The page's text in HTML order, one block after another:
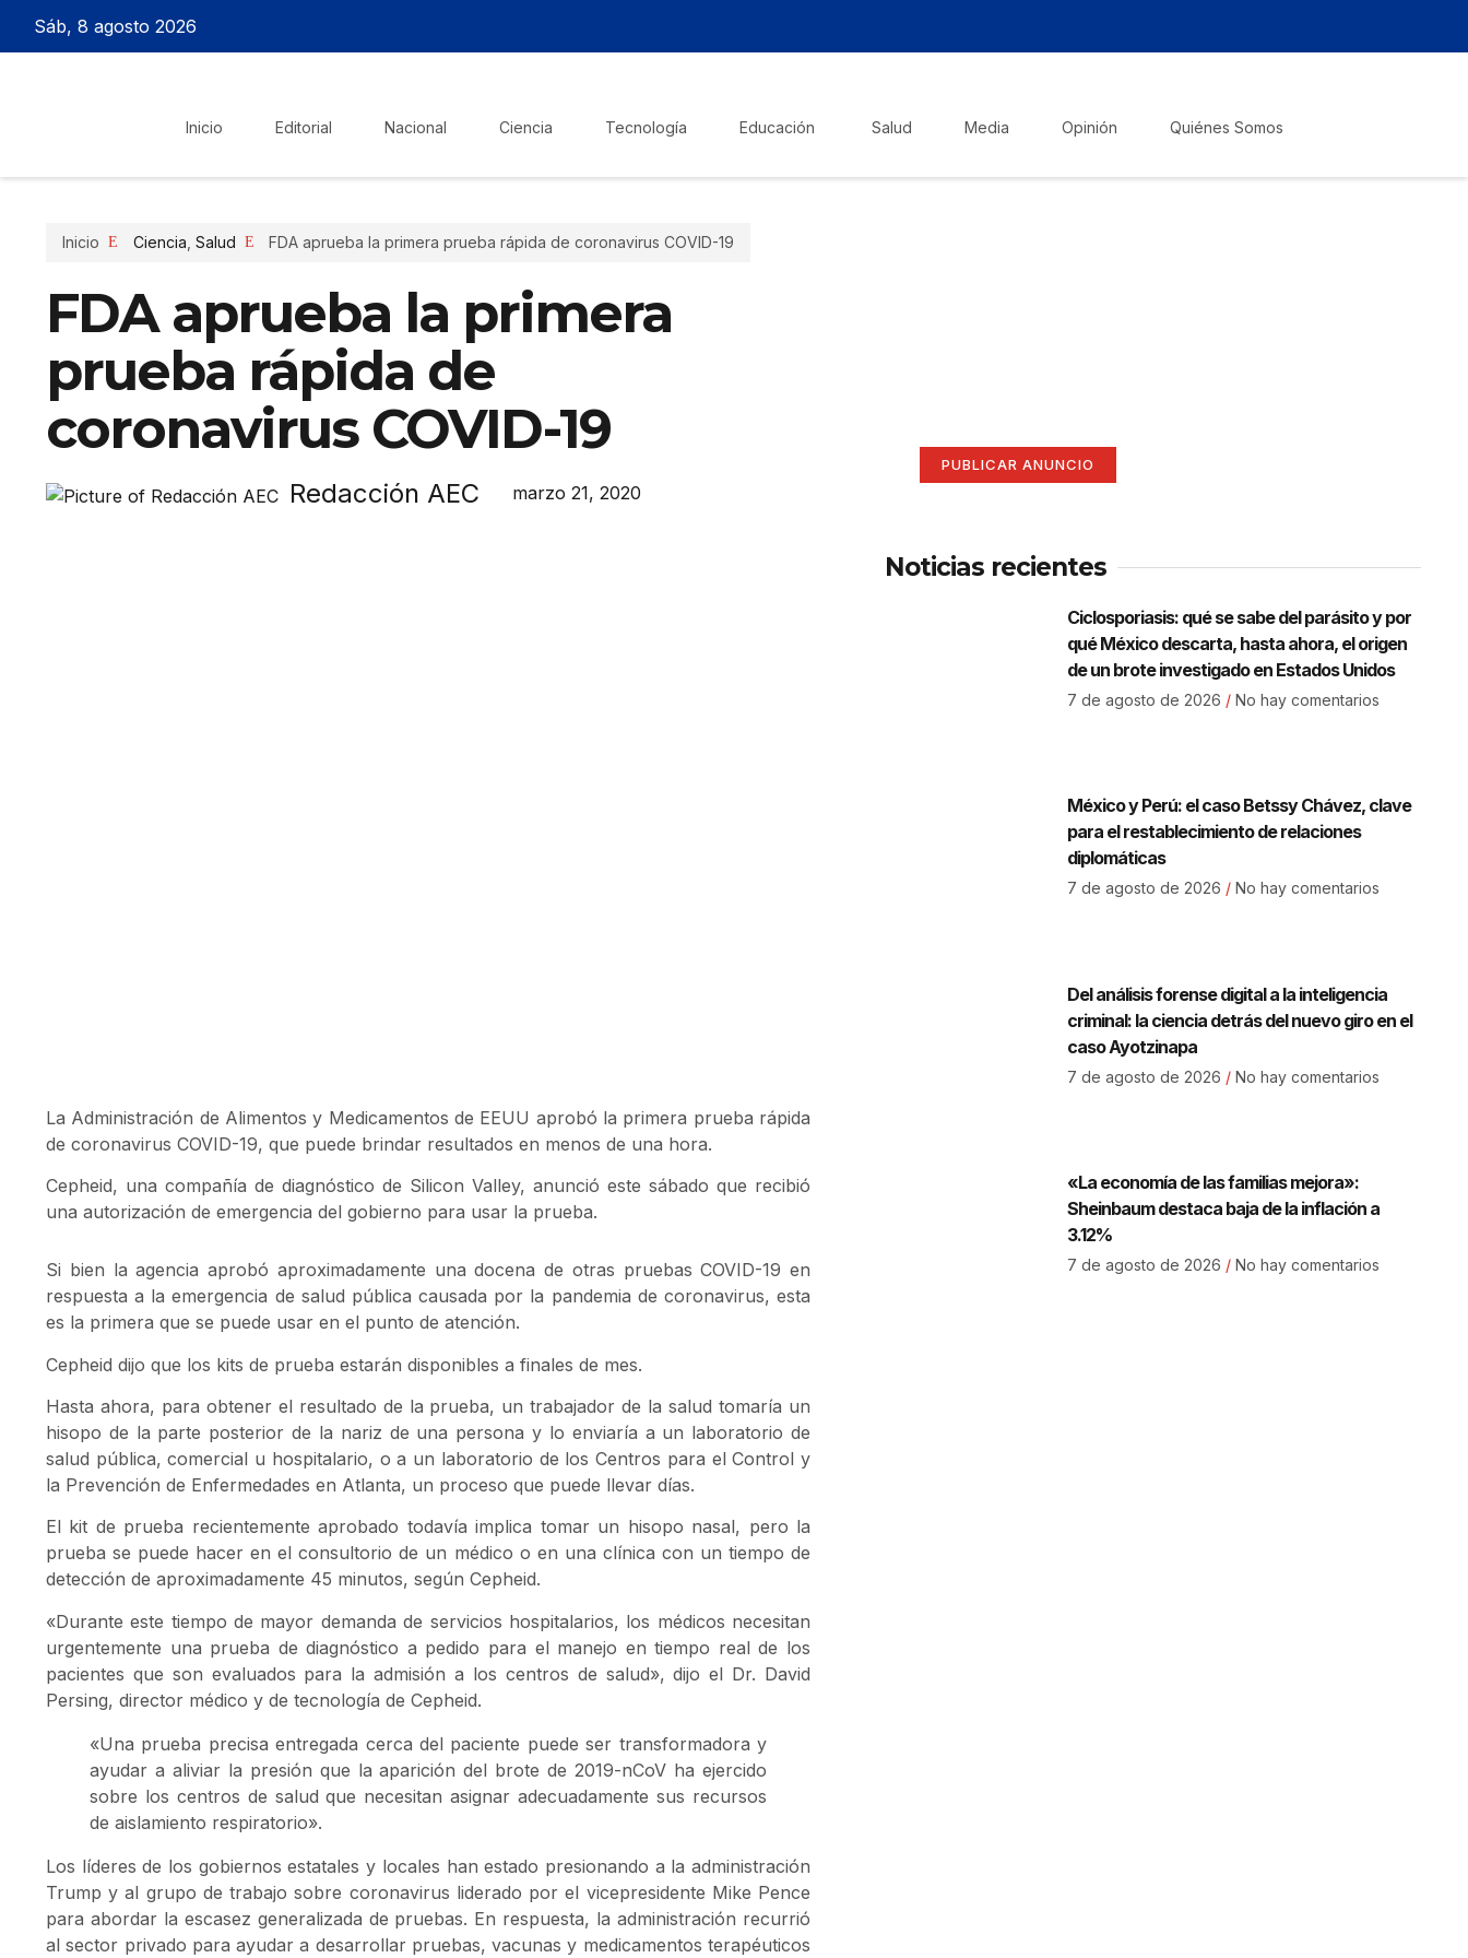
Sáb, 8 agosto 2026
Inicio Editorial Nacional Ciencia Tecnología Educación Salud Media Opinión Quiénes Somos
Inicio Ciencia Salud FDA aprueba la primera prueba rápida de coronavirus COVID-19
FDA aprueba la primera
prueba rápida de
coronavirus COVID-19
Redacción AEC marzo 21, 2020
La Administración de Alimentos y Medicamentos de EEUU aprobó la primera prueba rápida
de coronavirus COVID-19, que puede brindar resultados en menos de una hora.
Cepheid, una compañía de diagnóstico de Silicon Valley, anunció este sábado que recibió
una autorización de emergencia del gobierno para usar la prueba.
Si bien la agencia aprobó aproximadamente una docena de otras pruebas COVID-19 en
respuesta a la emergencia de salud pública causada por la pandemia de coronavirus, esta
es la primera que se puede usar en el punto de atención.
Cepheid dijo que los kits de prueba estarán disponibles a finales de mes.
Hasta ahora, para obtener el resultado de la prueba, un trabajador de la salud tomaría un
hisopo de la parte posterior de la nariz de una persona y lo enviaría a un laboratorio de
salud pública, comercial u hospitalario, o a un laboratorio de los Centros para el Control y
la Prevención de Enfermedades en Atlanta, un proceso que puede llevar días.
El kit de prueba recientemente aprobado todavía implica tomar un hisopo nasal, pero la
prueba se puede hacer en el consultorio de un médico o en una clínica con un tiempo de
detección de aproximadamente 45 minutos, según Cepheid.
«Durante este tiempo de mayor demanda de servicios hospitalarios, los médicos necesitan
urgentemente una prueba de diagnóstico a pedido para el manejo en tiempo real de los
pacientes que son evaluados para la admisión a los centros de salud», dijo el Dr. David
Persing, director médico y de tecnología de Cepheid.
«Una prueba precisa entregada cerca del paciente puede ser transformadora y
ayudar a aliviar la presión que la aparición del brote de 2019-nCoV ha ejercido
sobre los centros de salud que necesitan asignar adecuadamente sus recursos
de aislamiento respiratorio».
Los líderes de los gobiernos estatales y locales han estado presionando a la administración
Trump y al grupo de trabajo sobre coronavirus liderado por el vicepresidente Mike Pence
para abordar la escasez generalizada de pruebas. En respuesta, la administración recurrió
al sector privado para ayudar a desarrollar pruebas, vacunas y medicamentos terapéuticos
PUBLICAR ANUNCIO
Noticias recientes
Ciclosporiasis: qué se sabe del parásito y por
qué México descarta, hasta ahora, el origen
de un brote investigado en Estados Unidos
7 de agosto de 2026 No hay comentarios
México y Perú: el caso Betssy Chávez, clave
para el restablecimiento de relaciones
diplomáticas
7 de agosto de 2026 No hay comentarios
Del análisis forense digital a la inteligencia
criminal: la ciencia detrás del nuevo giro en el
caso Ayotzinapa
7 de agosto de 2026 No hay comentarios
«La economía de las familias mejora»:
Sheinbaum destaca baja de la inflación a
3.12%
7 de agosto de 2026 No hay comentarios